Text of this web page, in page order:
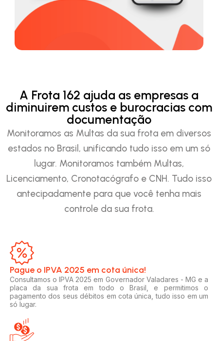
A Frota 162 ajuda as empresas a
diminuirem custos e burocracias com
documentação
Monitoramos as Multas da sua frota em diversos
estados no Brasil, unificando tudo isso em um só
lugar. Monitoramos também Multas,
Licenciamento, Cronotacógrafo e CNH. Tudo isso
antecipadamente para que você tenha mais
controle da sua frota.
Pague o IPVA 2025 em cota única!​
Consultamos o IPVA 2025 em Governador Valadares - MG e a
placa da sua frota em todo o Brasil, e permitimos o
pagamento dos seus débitos em cota única, tudo isso em um
só lugar.